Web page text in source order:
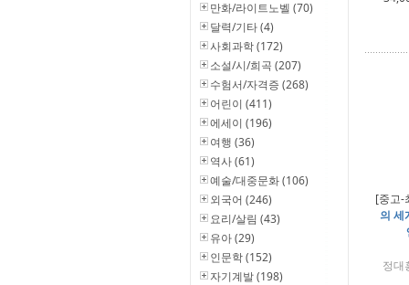
만화/라이트노벨 (70)
달력/기타 (4)
사회과학 (172)
소설/시/희곡 (207)
수험서/자격증 (268)
어린이 (411)
에세이 (196)
여행 (36)
역사 (61)
예술/대중문화 (106)
외국어 (246)
요리/살림 (43)
유아 (29)
인문학 (152)
자기계발 (198)
[중고-
의 세
정대